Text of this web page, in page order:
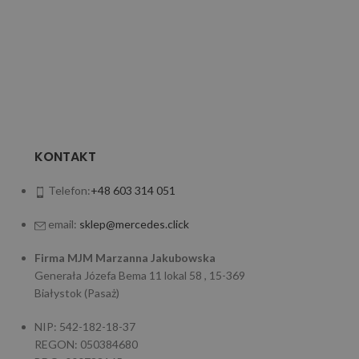
KONTAKT
Telefon:+48 603 314 051
email: sklep@mercedes.click
Firma MJM Marzanna Jakubowska
Generała Józefa Bema 11 lokal 58 , 15-369
Białystok (Pasaż)
NIP: 542-182-18-37
REGON: 050384680